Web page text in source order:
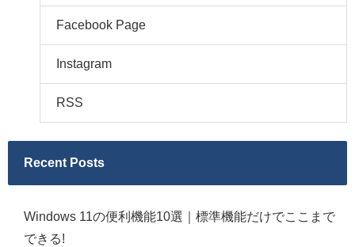
Facebook Page
Instagram
RSS
Recent Posts
Windows 11の便利機能10選｜標準機能だけでここまで
できる!